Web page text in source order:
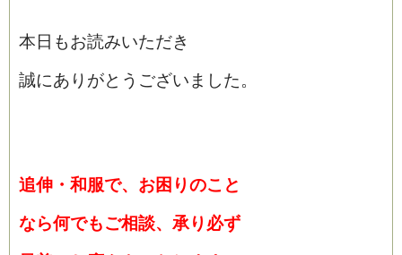
本日もお読みいただき
誠にありがとうございました。
追伸・和服で、お困りのこと
なら何でもご相談、承り必ず